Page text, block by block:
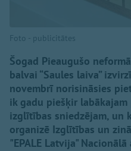
Foto - publicitātes
Šogad Pieaugušo
balvai “Saules laiva”
novembrī norisināsies
ik gadu piešķir
izglītības sniedzējam, un
organizē Izglītības un
"EPALE Latvija"